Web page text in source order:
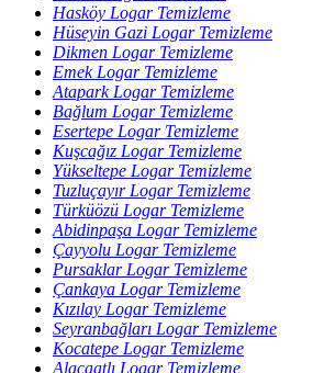
Hasköy Logar Temizleme
Hüseyin Gazi Logar Temizleme
Dikmen Logar Temizleme
Emek Logar Temizleme
Atapark Logar Temizleme
Bağlum Logar Temizleme
Esertepe Logar Temizleme
Kuşcağız Logar Temizleme
Yükseltepe Logar Temizleme
Tuzluçayır Logar Temizleme
Türküözü Logar Temizleme
Abidinpaşa Logar Temizleme
Çayyolu Logar Temizleme
Pursaklar Logar Temizleme
Çankaya Logar Temizleme
Kızılay Logar Temizleme
Seyranbağları Logar Temizleme
Kocatepe Logar Temizleme
Alacaatlı Logar Temizleme